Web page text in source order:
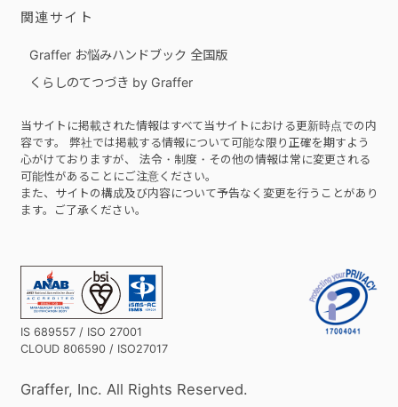
関連サイト
Graffer お悩みハンドブック 全国版
くらしのてつづき by Graffer
当サイトに掲載された情報はすべて当サイトにおける更新時点での内
容です。 弊社では掲載する情報について可能な限り正確を期すよう
心がけておりますが、 法令・制度・その他の情報は常に変更される
可能性があることにご注意ください。
また、サイトの構成及び内容について予告なく変更を行うことがあり
ます。ご了承ください。
IS 689557 / ISO 27001
CLOUD 806590 / ISO27017
Graffer, Inc. All Rights Reserved.